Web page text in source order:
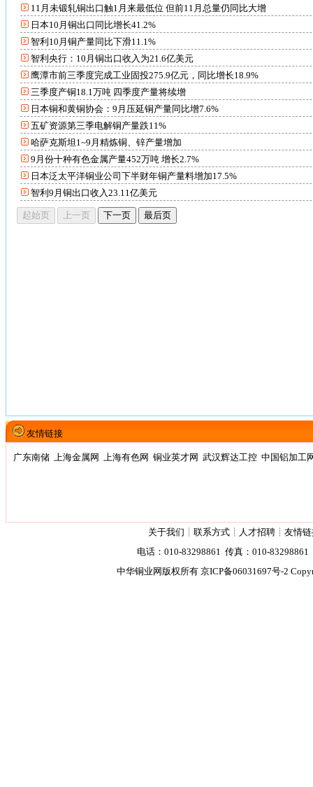
11月未锻轧铜出口触1月来最低位 但前11月总量仍同比大增
日本10月铜出口同比增长41.2%
智利10月铜产量同比下滑11.1%
智利央行：10月铜出口收入为21.6亿美元
鹰潭市前三季度完成工业固投275.9亿元，同比增长18.9%
三季度产铜18.1万吨 四季度产量将续增
日本铜和黄铜协会：9月压延铜产量同比增7.6%
五矿资源第三季电解铜产量跌11%
哈萨克斯坦1~9月精炼铜、锌产量增加
9月份十种有色金属产量452万吨 增长2.7%
日本泛太平洋铜业公司下半财年铜产量料增加17.5%
智利9月铜出口收入23.11亿美元
友情链接
广东南储 上海金属网 上海有色网 铜业英才网 武汉辉达工控 中国铝加工
关于我们 ┊ 联系方式 ┊ 人才招聘 ┊ 友情
电话：010-83298861 传真：010-
中华铜业网版权所有 京ICP备06031697号-2